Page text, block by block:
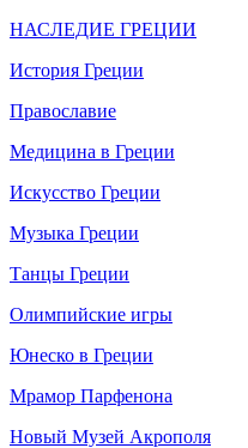
НАСЛЕДИЕ ГРЕЦИИ
История Греции
Православие
Медицина в Греции
Искусство Греции
Музыка Греции
Танцы Греции
Олимпийские игры
Юнеско в Греции
Мрамор Парфенона
Новый Музей Акрополя